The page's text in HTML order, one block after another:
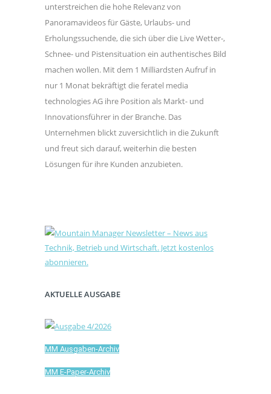
unterstreichen die hohe Relevanz von
Panoramavideos für Gäste, Urlaubs- und
Erholungssuchende, die sich über die Live Wetter-,
Schnee- und Pistensituation ein authentisches Bild
machen wollen. Mit dem 1 Milliardsten Aufruf in
nur 1 Monat bekräftigt die feratel media
technologies AG ihre Position als Markt- und
Innovationsführer in der Branche. Das
Unternehmen blickt zuversichtlich in die Zukunft
und freut sich darauf, weiterhin die besten
Lösungen für ihre Kunden anzubieten.
AKTUELLE AUSGABE
MM Ausgaben-Archiv
MM E-Paper-Archiv